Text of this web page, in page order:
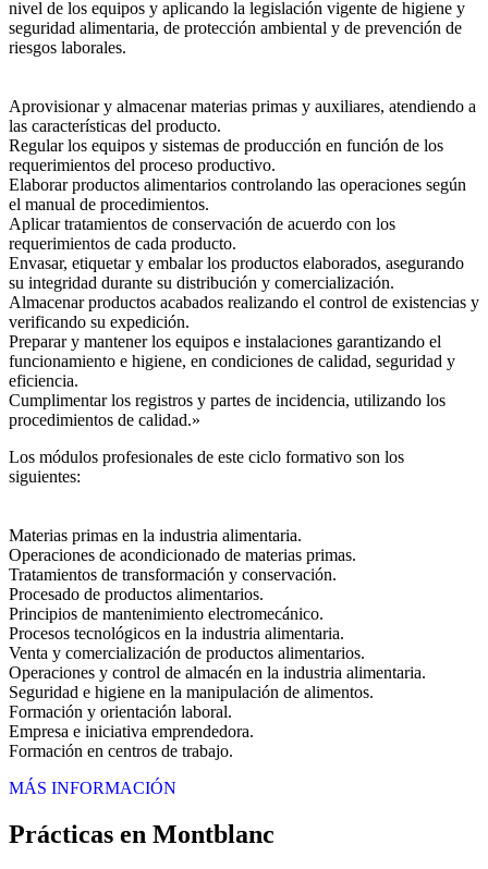
nivel de los equipos y aplicando la legislación vigente de higiene y
seguridad alimentaria, de protección ambiental y de prevención de
riesgos laborales.
Aprovisionar y almacenar materias primas y auxiliares, atendiendo a
las características del producto.
Regular los equipos y sistemas de producción en función de los
requerimientos del proceso productivo.
Elaborar productos alimentarios controlando las operaciones según
el manual de procedimientos.
Aplicar tratamientos de conservación de acuerdo con los
requerimientos de cada producto.
Envasar, etiquetar y embalar los productos elaborados, asegurando
su integridad durante su distribución y comercialización.
Almacenar productos acabados realizando el control de existencias y
verificando su expedición.
Preparar y mantener los equipos e instalaciones garantizando el
funcionamiento e higiene, en condiciones de calidad, seguridad y
eficiencia.
Cumplimentar los registros y partes de incidencia, utilizando los
procedimientos de calidad.»
Los módulos profesionales de este ciclo formativo son los
siguientes:
Materias primas en la industria alimentaria.
Operaciones de acondicionado de materias primas.
Tratamientos de transformación y conservación.
Procesado de productos alimentarios.
Principios de mantenimiento electromecánico.
Procesos tecnológicos en la industria alimentaria.
Venta y comercialización de productos alimentarios.
Operaciones y control de almacén en la industria alimentaria.
Seguridad e higiene en la manipulación de alimentos.
Formación y orientación laboral.
Empresa e iniciativa emprendedora.
Formación en centros de trabajo.
MÁS INFORMACIÓN
Prácticas en Montblanc